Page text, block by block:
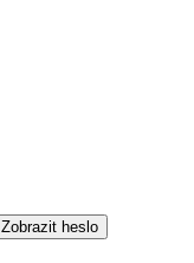
Zobrazit heslo